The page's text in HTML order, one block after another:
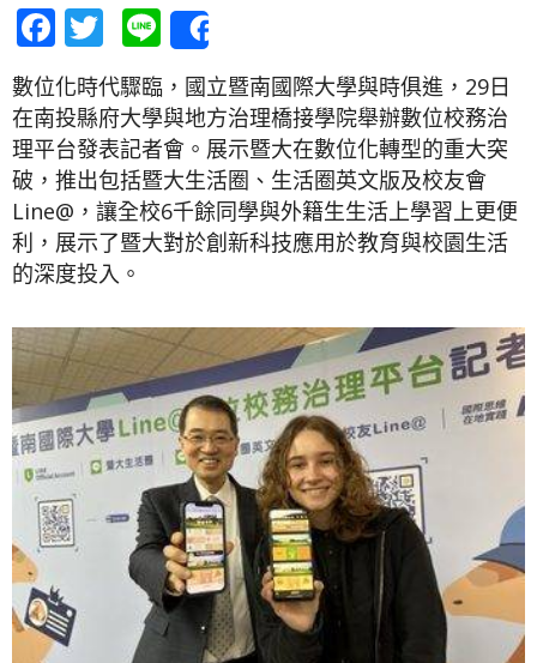
Facebook
Twitter
Line
數位化時代驟臨，國立暨南國際大學與時俱進，29日
在南投縣府大學與地方治理橋接學院舉辦數位校務治
理平台發表記者會。展示暨大在數位化轉型的重大突
破，推出包括暨大生活圈、生活圈英文版及校友會
Line@，讓全校6千餘同學與外籍生生活上學習上更便
利，展示了暨大對於創新科技應用於教育與校園生活
的深度投入。